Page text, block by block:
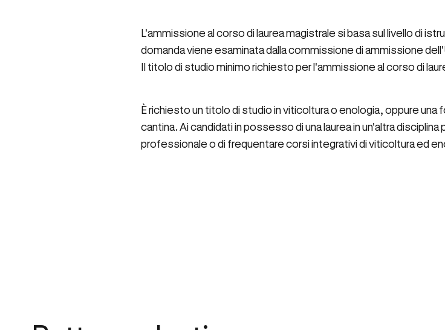
L'ammissione al corso di laurea magistrale si basa sul livello di
domanda viene esaminata dalla commissione di ammissione
Il titolo di studio minimo richiesto per l'ammissione al corso di
È richiesto un titolo di studio in viticoltura o enologia, oppure
cantina. Ai candidati in possesso di una laurea in un'altra
professionale o di frequentare corsi integrativi di viticoltura ed